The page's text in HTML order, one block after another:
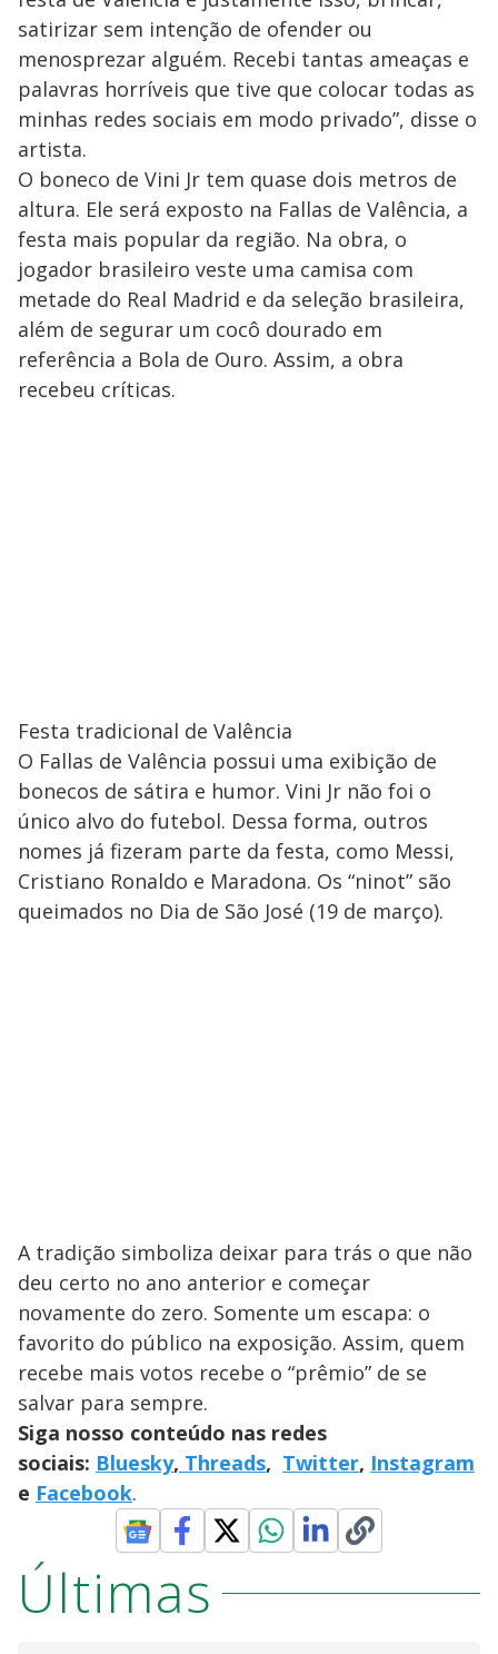
satirizar sem intenção de ofender ou
menosprezar alguém. Recebi tantas ameaças e
palavras horríveis que tive que colocar todas as
minhas redes sociais em modo privado”, disse o
artista.
O boneco de Vini Jr tem quase dois metros de
altura. Ele será exposto na Fallas de Valência, a
festa mais popular da região. Na obra, o
jogador brasileiro veste uma camisa com
metade do Real Madrid e da seleção brasileira,
além de segurar um cocô dourado em
referência a Bola de Ouro. Assim, a obra
recebeu críticas.
Festa tradicional de Valência
O Fallas de Valência possui uma exibição de
bonecos de sátira e humor. Vini Jr não foi o
único alvo do futebol. Dessa forma, outros
nomes já fizeram parte da festa, como Messi,
Cristiano Ronaldo e Maradona. Os “ninot” são
queimados no Dia de São José (19 de março).
A tradição simboliza deixar para trás o que não
deu certo no ano anterior e começar
novamente do zero. Somente um escapa: o
favorito do público na exposição. Assim, quem
recebe mais votos recebe o “prêmio” de se
salvar para sempre.
Siga nosso conteúdo nas redes
sociais: Bluesky, Threads, Twitter, Instagram
e Facebook.
Últimas